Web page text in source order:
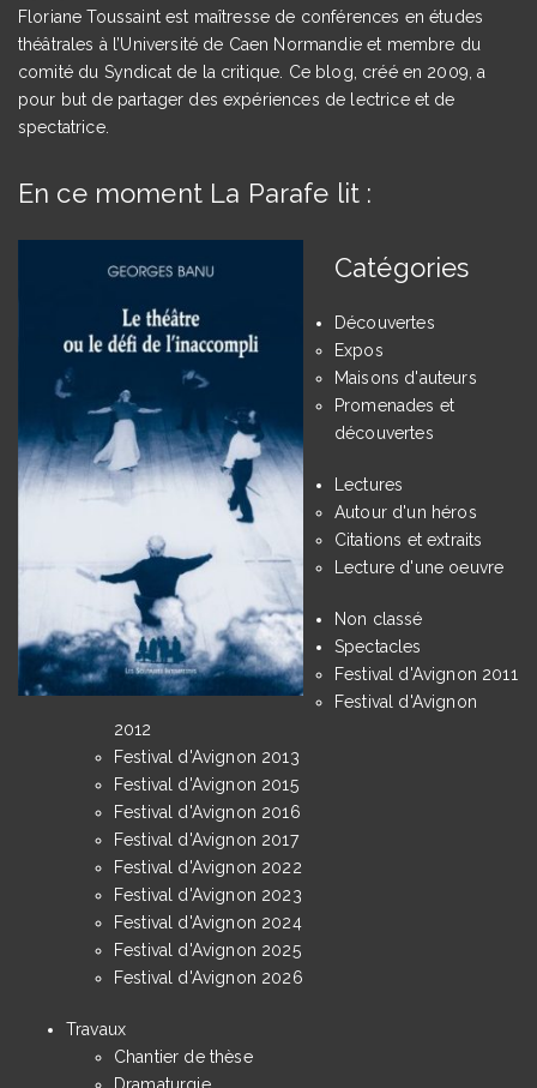
Floriane Toussaint est maîtresse de conférences en études
théâtrales à l’Université de Caen Normandie et membre du
comité du Syndicat de la critique. Ce blog, créé en 2009, a
pour but de partager des expériences de lectrice et de
spectatrice.
En ce moment La Parafe lit :
Catégories
Découvertes
Expos
Maisons d'auteurs
Promenades et
découvertes
Lectures
Autour d'un héros
Citations et extraits
Lecture d'une oeuvre
Non classé
Spectacles
Festival d'Avignon 2011
Festival d'Avignon
2012
Festival d'Avignon 2013
Festival d'Avignon 2015
Festival d'Avignon 2016
Festival d'Avignon 2017
Festival d'Avignon 2022
Festival d'Avignon 2023
Festival d'Avignon 2024
Festival d'Avignon 2025
Festival d'Avignon 2026
Travaux
Chantier de thèse